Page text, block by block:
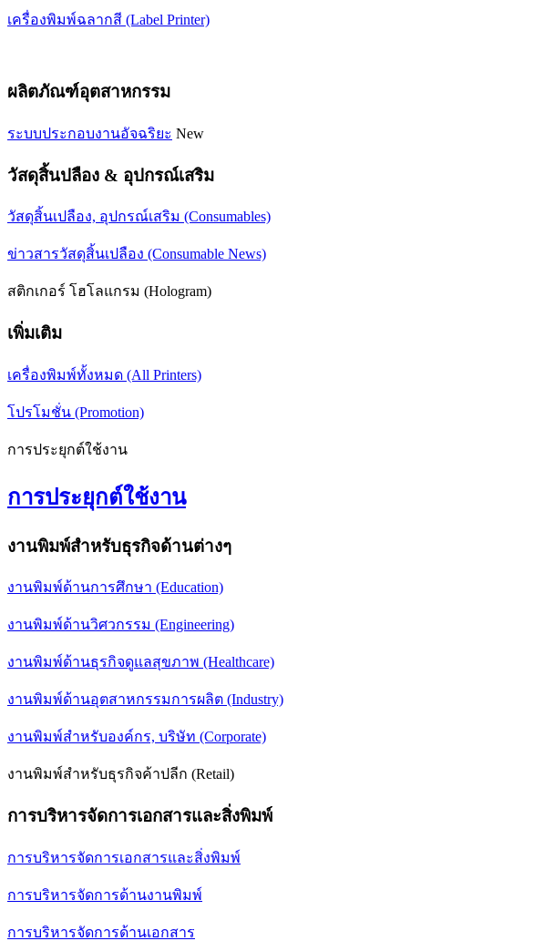
เครื่องพิมพ์ฉลากสี (Label Printer)
ผลิตภัณฑ์อุตสาหกรรม
ระบบประกอบงานอัจฉริยะ New
วัสดุสิ้นปลือง & อุปกรณ์เสริม
วัสดุสิ้นเปลือง, อุปกรณ์เสริม (Consumables)
ข่าวสารวัสดุสิ้นเปลือง (Consumable News)
สติกเกอร์ โฮโลแกรม (Hologram)
เพิ่มเติม
เครื่องพิมพ์ทั้งหมด (All Printers)
โปรโมชั่น (Promotion)
การประยุกต์ใช้งาน
การประยุกต์ใช้งาน
งานพิมพ์สำหรับธุรกิจด้านต่างๆ
งานพิมพ์ด้านการศึกษา (Education)
งานพิมพ์ด้านวิศวกรรม (Engineering)
งานพิมพ์ด้านธุรกิจดูแลสุขภาพ (Healthcare)
งานพิมพ์ด้านอุตสาหกรรมการผลิต (Industry)
งานพิมพ์สำหรับองค์กร, บริษัท (Corporate)
งานพิมพ์สำหรับธุรกิจค้าปลีก (Retail)
การบริหารจัดการเอกสารและสิ่งพิมพ์
การบริหารจัดการเอกสารและสิ่งพิมพ์
การบริหารจัดการด้านงานพิมพ์
การบริหารจัดการด้านเอกสาร